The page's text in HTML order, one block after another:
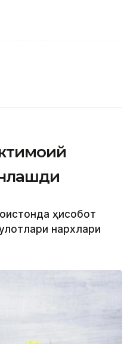
ҳисобот
нархлари